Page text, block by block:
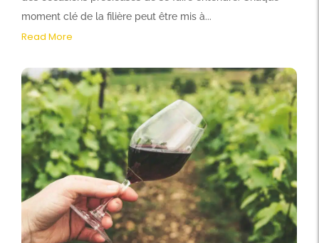
moment clé de la filière peut être mis à...
Read More